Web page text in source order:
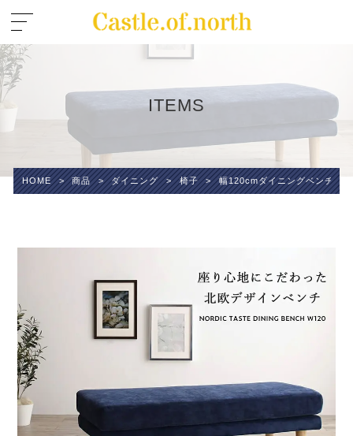
ITEMS
HOME > 商品 > ダイニング > 椅子 > 幅120cmダイニングベンチ K-